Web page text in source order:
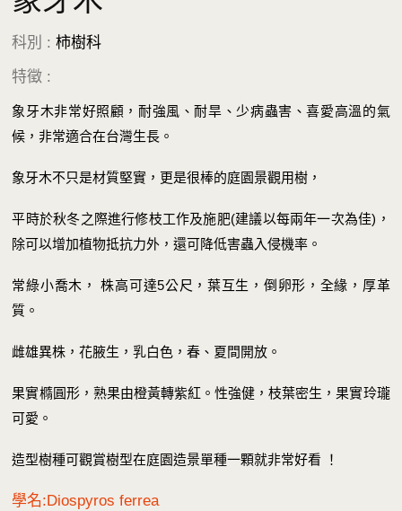
科別 : 柿樹科
特徵 :
象牙木非常好照顧，耐強風、耐旱、少病蟲害、喜愛高溫的氣
候，非常適合在台灣生長。
象牙木不只是材質堅實，更是很棒的庭園景觀用樹，
平時於秋冬之際進行修枝工作及施肥(建議以每兩年一次為佳)，
除可以增加植物抵抗力外，還可降低害蟲入侵機率。
常綠小喬木， 株高可達5公尺，葉互生，倒卵形，全緣，厚革
質。
雌雄異株，花腋生，乳白色，春、夏間開放。
果實橢圓形，熟果由橙黃轉紫紅。性強健，枝葉密生，果實玲瓏
可愛。
造型樹種可觀賞樹型在庭園造景單種一顆就非常好看 ！
學名:Diospyros ferrea